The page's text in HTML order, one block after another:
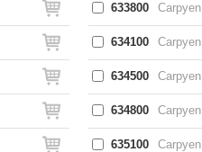
633800 Carpyen
634100 Carpyen
634500 Carpyen
634800 Carpyen
635100 Carpyen